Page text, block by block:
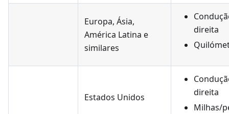
Europa, Ásia,
América Latina e
similares
direita
Estados Unidos
direita
Milhas/